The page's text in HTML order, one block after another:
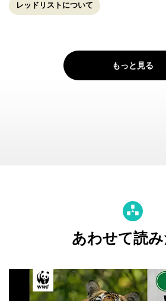
レッドリストについて
もっと見る
あわせて読